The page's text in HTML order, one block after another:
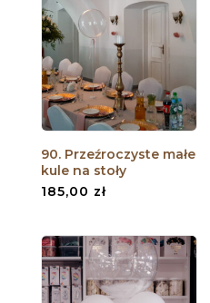
90. Przeźroczyste małe
kule na stoły
185,00 zł